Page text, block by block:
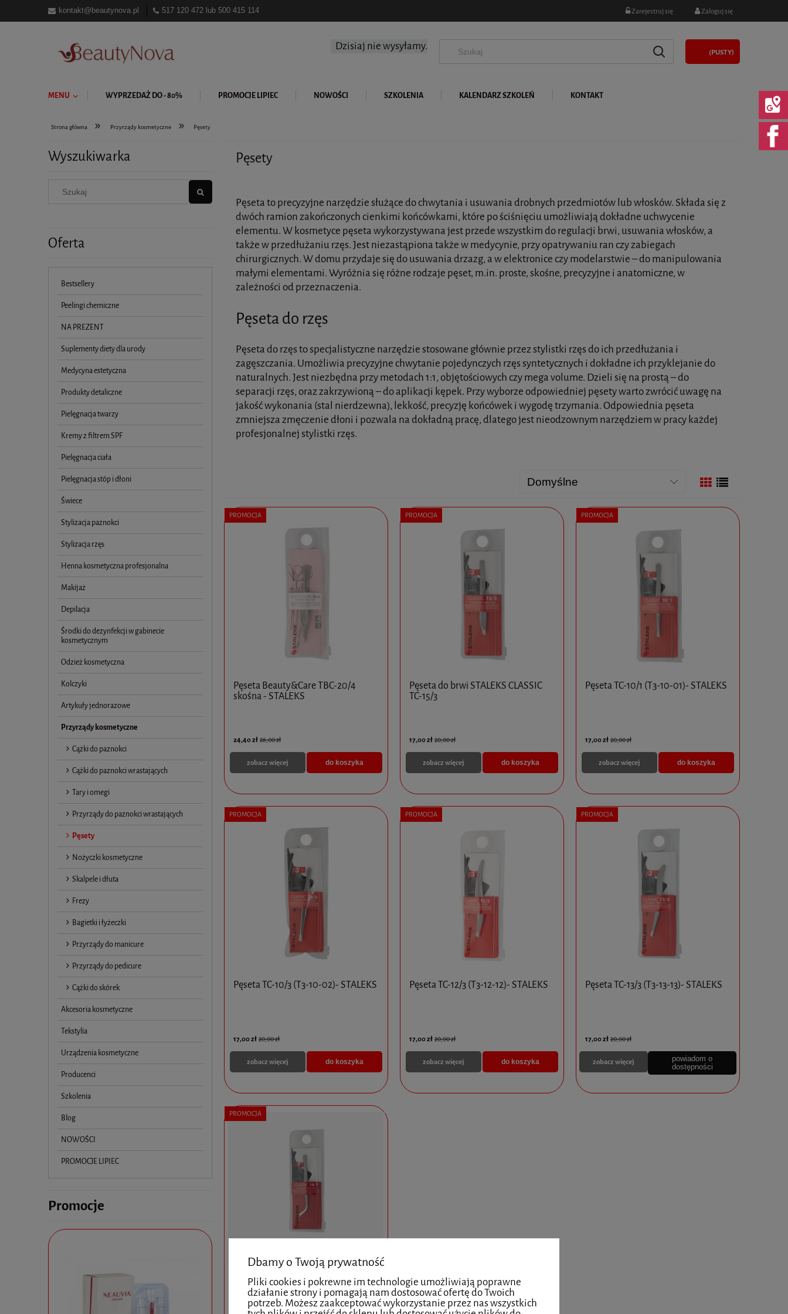
kontakt@beautynova.pl 517 120 472 lub 500 415 114 Zarejestruj się Zaloguj się
(PUSTY)
Dzisiaj nie wysyłamy.
MENU WYPRZEDAŻ DO - 80% PROMOCJE LIPIEC NOWOŚCI SZKOLENIA KALENDARZ SZKOLEŃ KONTAKT
Strona główna » Przyrządy kosmetyczne » Pęsety
Wyszukiwarka
Oferta
Bestsellery
Peelingi chemiczne
NA PREZENT
Suplementy diety dla urody
Medycyna estetyczna
Produkty detaliczne
Pielęgnacja twarzy
Kremy z filtrem SPF
Pielęgnacja ciała
Pielęgnacja stóp i dłoni
Świece
Stylizacja paznokci
Stylizacja rzęs
Henna kosmetyczna profesjonalna
Makijaż
Depilacja
Środki do dezynfekcji w gabinecie
kosmetycznym
Odzież kosmetyczna
Kolczyki
Artykuły jednorazowe
Przyrządy kosmetyczne
Cążki do paznokci
Cążki do paznokci wrastających
Tary i omegi
Przyrządy do paznokci wrastających
Pęsety
Nożyczki kosmetyczne
Skalpele i dłuta
Frezy
Bagietki i łyżeczki
Przyrządy do manicure
Przyrządy do pedicure
Cążki do skórek
Akcesoria kosmetyczne
Tekstylia
Urządzenia kosmetyczne
Producenci
Szkolenia
Blog
NOWOŚCI
PROMOCJE LIPIEC
Promocje
Pęsety
Pęseta to precyzyjne narzędzie służące do chwytania i usuwania drobnych przedmiotów lub włosków. Składa się z
dwóch ramion zakończonych cienkimi końcówkami, które po ściśnięciu umożliwiają dokładne uchwycenie
elementu. W kosmetyce pęseta wykorzystywana jest przede wszystkim do regulacji brwi, usuwania włosków, a
także w przedłużaniu rzęs. Jest niezastąpiona także w medycynie, przy opatrywaniu ran czy zabiegach
chirurgicznych. W domu przydaje się do usuwania drzazg, a w elektronice czy modelarstwie – do manipulowania
małymi elementami. Wyróżnia się różne rodzaje pęset, m.in. proste, skośne, precyzyjne i anatomiczne, w
zależności od przeznaczenia.
Pęseta do rzęs
Pęseta do rzęs to specjalistyczne narzędzie stosowane głównie przez stylistki rzęs do ich przedłużania i
zagęszczania. Umożliwia precyzyjne chwytanie pojedynczych rzęs syntetycznych i dokładne ich przyklejanie do
naturalnych. Jest niezbędna przy metodach 1:1, objętościowych czy mega volume. Dzieli się na prostą – do
separacji rzęs, oraz zakrzywioną – do aplikacji kępek. Przy wyborze odpowiedniej pęsety warto zwrócić uwagę na
jakość wykonania (stal nierdzewna), lekkość, precyzję końcówek i wygodę trzymania. Odpowiednia pęseta
zmniejsza zmęczenie dłoni i pozwala na dokładną pracę, dlatego jest nieodzownym narzędziem w pracy każdej
profesjonalnej stylistki rzęs.
Pęseta Beauty&Care TBC-20/4
skośna - STALEKS
24,40 zł 26,00 zł
do koszyka
zobacz więcej
PROMOCJA
Pęseta do brwi STALEKS CLASSIC
TC-15/3
17,00 zł 20,00 zł
do koszyka
zobacz więcej
PROMOCJA
Pęseta TC-10/1 (T3-10-01)- STALEKS
17,00 zł 20,00 zł
do koszyka
zobacz więcej
PROMOCJA
Pęseta TC-10/3 (T3-10-02)- STALEKS
17,00 zł 20,00 zł
do koszyka
zobacz więcej
PROMOCJA
Pęseta TC-12/3 (T3-12-12)- STALEKS
17,00 zł 20,00 zł
do koszyka
zobacz więcej
PROMOCJA
Pęseta TC-13/3 (T3-13-13)- STALEKS
17,00 zł 20,00 zł
powiadom o
dostępności
zobacz więcej
PROMOCJA
PĘSETA CLASSIC 10/7 - STALEKS
PROMOCJA
Dbamy o Twoją prywatność
Pliki cookies i pokrewne im technologie umożliwiają poprawne
działanie strony i pomagają nam dostosować ofertę do Twoich
potrzeb. Możesz zaakceptować wykorzystanie przez nas wszystkich